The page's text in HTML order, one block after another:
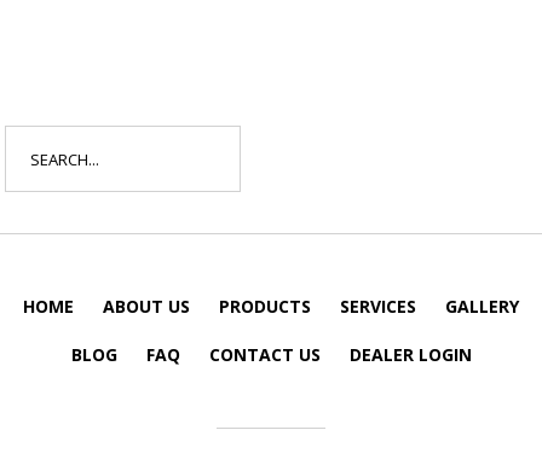
for:
HOME ABOUT US PRODUCTS SERVICES GALLERY
BLOG FAQ CONTACT US DEALER LOGIN